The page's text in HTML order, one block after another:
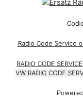
Radio Code Service
RADIO CODE SERVICE
VW RADIO CODE